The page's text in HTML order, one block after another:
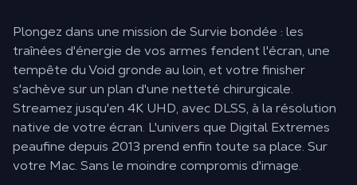
Plongez dans une mission de Survie bondée : les
traînées d'énergie de vos armes fendent l'écran, une
tempête du Void gronde au loin, et votre finisher
s'achève sur un plan d'une netteté chirurgicale.
Streamez jusqu'en 4K UHD, avec DLSS, à la résolution
native de votre écran. L'univers que Digital Extremes
peaufine depuis 2013 prend enfin toute sa place. Sur
votre Mac. Sans le moindre compromis d'image.